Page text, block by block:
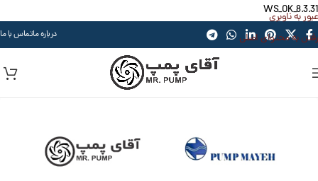
WS_OK_8.3.31
عبور به ناوبری
رفتن به محتوای اصلی
درباره ماتماس با ما